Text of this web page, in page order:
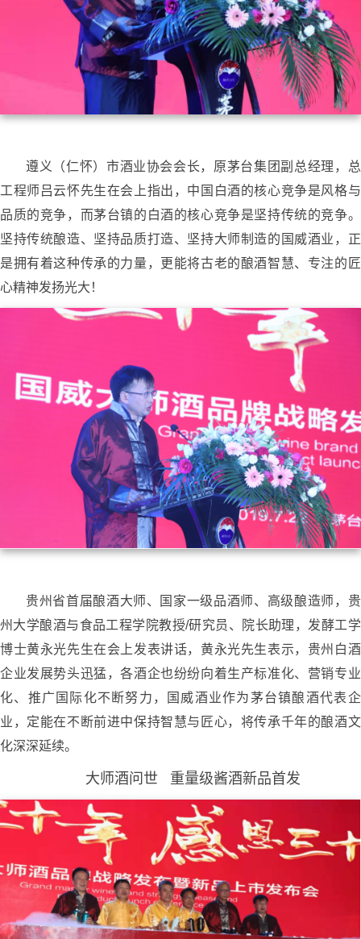
遵义（仁怀）市酒业协会会长，原茅台集团副总经理，总
工程师吕云怀先生在会上指出，中国白酒的核心竞争是风格与
品质的竞争，而茅台镇的白酒的核心竞争是坚持传统的竞争。
坚持传统酿造、坚持品质打造、坚持大师制造的国威酒业，正
是拥有着这种传承的力量，更能将古老的酿酒智慧、专注的匠
心精神发扬光大！
贵州省首届酿酒大师、国家一级品酒师、高级酿造师，贵
州大学酿酒与食品工程学院教授/研究员、院长助理，发酵工学
博士黄永光先生在会上发表讲话，黄永光先生表示，贵州白酒
企业发展势头迅猛，各酒企也纷纷向着生产标准化、营销专业
化、推广国际化不断努力，国威酒业作为茅台镇酿酒代表企
业，定能在不断前进中保持智慧与匠心，将传承千年的酿酒文
化深深延续。
大师酒问世 重量级酱酒新品首发